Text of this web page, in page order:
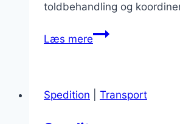
toldbehandling og
Læs mereSpeditør
Spedition
Transport